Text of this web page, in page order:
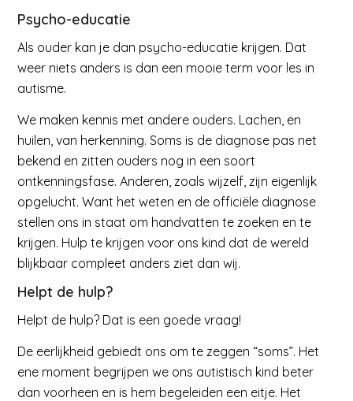
Psycho-educatie
Als ouder kan je dan psycho-educatie krijgen. Dat
weer niets anders is dan een mooie term voor les in
autisme.
We maken kennis met andere ouders. Lachen, en
huilen, van herkenning. Soms is de diagnose pas net
bekend en zitten ouders nog in een soort
ontkenningsfase. Anderen, zoals wijzelf, zijn eigenlijk
opgelucht. Want het weten en de officiële diagnose
stellen ons in staat om handvatten te zoeken en te
krijgen. Hulp te krijgen voor ons kind dat de wereld
blijkbaar compleet anders ziet dan wij.
Helpt de hulp?
Helpt de hulp? Dat is een goede vraag!
De eerlijkheid gebiedt ons om te zeggen “soms”. Het
ene moment begrijpen we ons autistisch kind beter
dan voorheen en is hem begeleiden een eitje. Het